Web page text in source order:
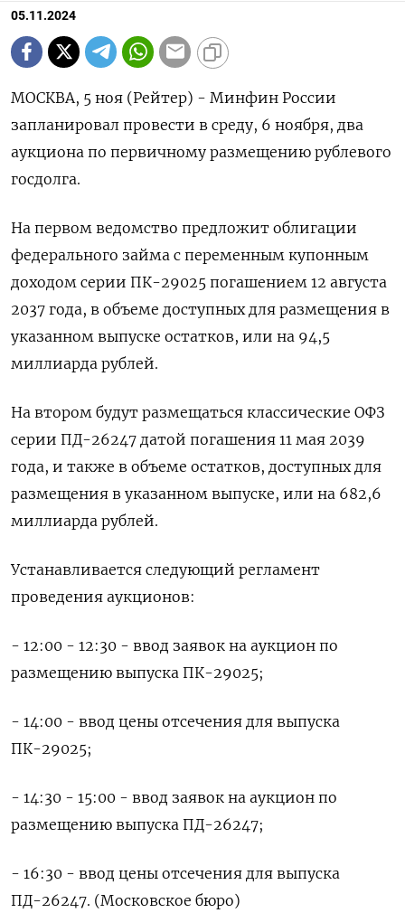
05.11.2024
МОСКВА, 5 ноя (Рейтер) - Минфин России
запланировал провести в среду, 6 ноября, два
аукциона по первичному размещению рублевого
госдолга.
На первом ведомство предложит облигации
федерального займа с переменным купонным
доходом серии ПК-29025 погашением 12 августа
2037 года, в объеме доступных для размещения в
указанном выпуске остатков, или на 94,5
миллиарда рублей.
На втором будут размещаться классические ОФЗ
серии ПД-26247 датой погашения 11 мая 2039
года, и также в объеме остатков, доступных для
размещения в указанном выпуске, или на 682,6
миллиарда рублей.
Устанавливается следующий регламент
проведения аукционов:
- 12:00 - 12:30 - ввод заявок на аукцион по
размещению выпуска ПК-29025;
- 14:00 - ввод цены отсечения для выпуска
ПК-29025;
- 14:30 - 15:00 - ввод заявок на аукцион по
размещению выпуска ПД-26247;
- 16:30 - ввод цены отсечения для выпуска
ПД-26247. (Московское бюро)